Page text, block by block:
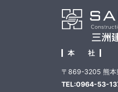
本 社
〒869-3205 熊本
TEL:0964-53-